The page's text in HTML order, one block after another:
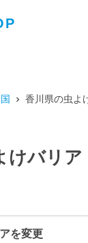
香川県の虫よ
けバリ
を変更